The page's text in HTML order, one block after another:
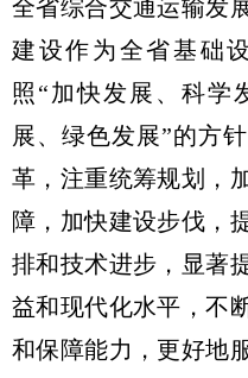
全省综合交通运输发
建设作为全省基础
照“加快发展、科学
展、绿色发展”的方
革，注重统筹规划，
障，加快建设步伐，
排和技术进步，显著
益和现代化水平，不
和保障能力，更好地